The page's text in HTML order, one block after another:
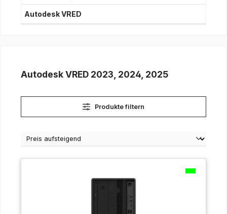
Autodesk VRED
Autodesk VRED 2023, 2024, 2025
Produkte filtern